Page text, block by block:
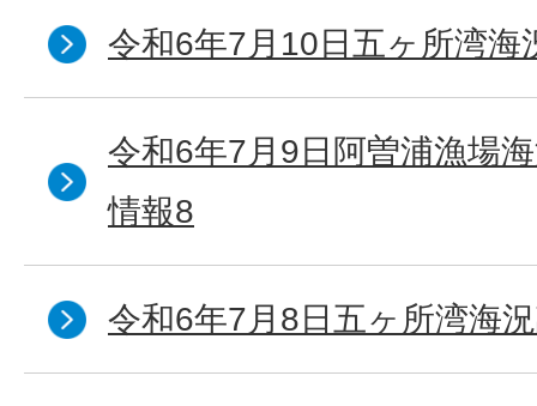
令和6年7月10日五ヶ所湾海
令和6年7月9日阿曽浦漁場
情報8
令和6年7月8日五ヶ所湾海